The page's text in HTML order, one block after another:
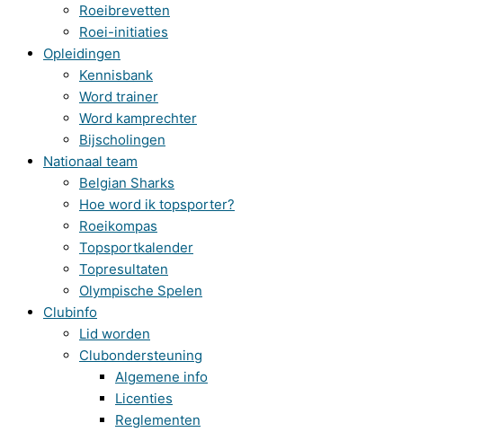
Roeibrevetten
Roei-initiaties
Opleidingen
Kennisbank
Word trainer
Word kamprechter
Bijscholingen
Nationaal team
Belgian Sharks
Hoe word ik topsporter?
Roeikompas
Topsportkalender
Topresultaten
Olympische Spelen
Clubinfo
Lid worden
Clubondersteuning
Algemene info
Licenties
Reglementen